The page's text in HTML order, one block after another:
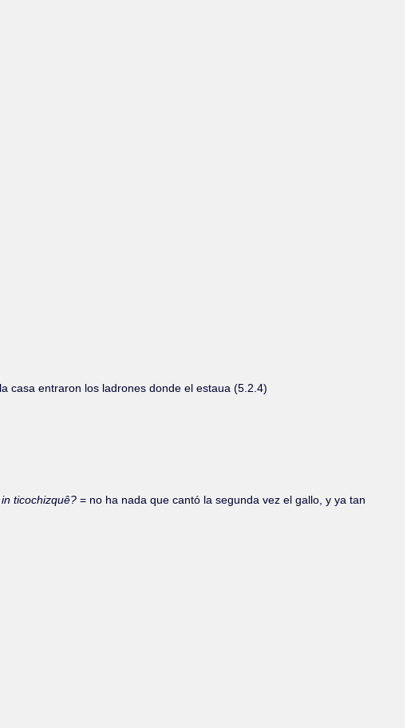
casa entraron los ladrones donde el estaua (5.2.4)
in ticochizquê?= no ha nada que cantó la segunda vez el gallo, y ya tan